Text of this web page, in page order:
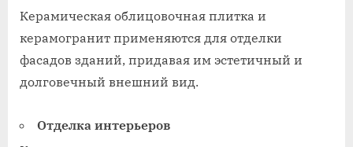
Керамическая облицовочная плитка и
керамогранит применяются для отделки
фасадов зданий, придавая им эстетичный и
долговечный внешний вид.
Отделка интерьеров